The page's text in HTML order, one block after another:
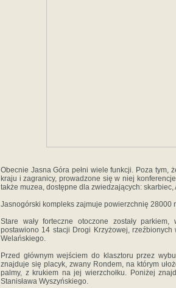
Obecnie Jasna Góra pełni wiele funkcji. Poza tym,
kraju i zagranicy, prowadzone się w niej
także muzea, dostępne dla zwiedzających: skarbiec,
Jasnogórski kompleks zajmuje powierzchnię 28000
Stare wały forteczne otoczone zostały
postawiono 14 stacji Drogi Krzyżowej,
Welańskiego.
Przed głównym wejściem do klasztoru przez
znajduje się placyk, zwany Rondem, na którym
palmy, z krukiem na jej wierzchołku. Poniżej
Stanisława Wyszyńskiego.